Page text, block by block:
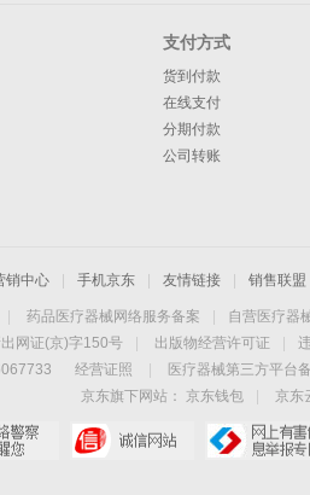
支付方式
货到付款
在线支付
分期付款
公司转账
销中心 手机京东 友情链接 销售联盟
药品医疗器械网络服务备案 自营医疗器
网证(京)字150号
出版物经营许可证
经营证照 医疗器械第三方平台
京东旗下网站：
京东钱包
京东